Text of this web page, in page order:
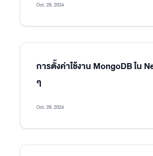
Oct. 29, 2024
การตั้งค่าใช้งาน MongoDB ใน
ๆ
Oct. 29, 2024